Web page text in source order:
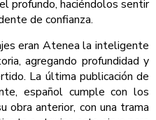
profundo, haciéndolos sentir
de confianza.
eran Atenea la inteligente
agregando profundidad y
La última publicación de
español cumple con los
obra anterior, con una trama